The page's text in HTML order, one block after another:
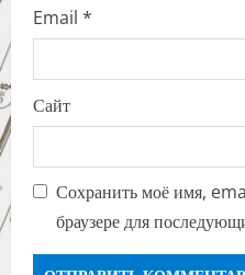
Email *
Сайт
Сохранить моё имя,
браузере для